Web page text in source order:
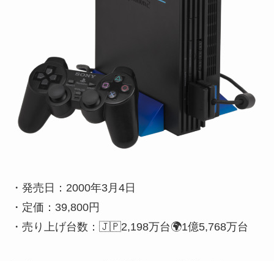
・発売日：2000年3月4日
・定価：39,800円
・売り上げ台数：🇯🇵2,198万台🌍1億5,768万台